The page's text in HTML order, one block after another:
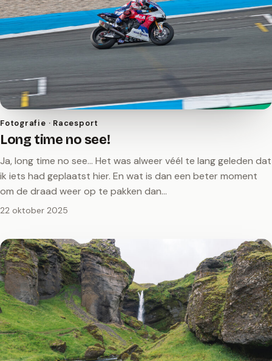
Fotografie · Racesport
Long time no see!
Ja, long time no see… Het was alweer véél te lang geleden dat
ik iets had geplaatst hier. En wat is dan een beter moment
om de draad weer op te pakken dan…
22 oktober 2025